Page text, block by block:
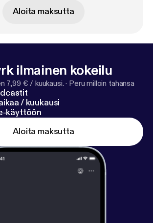
Aloita maksutta
ilmainen kokeilu
7,99 € / kuukausi. · Peru milloin tahansa
/ kuukausi
käyttöön
Aloita maksutta